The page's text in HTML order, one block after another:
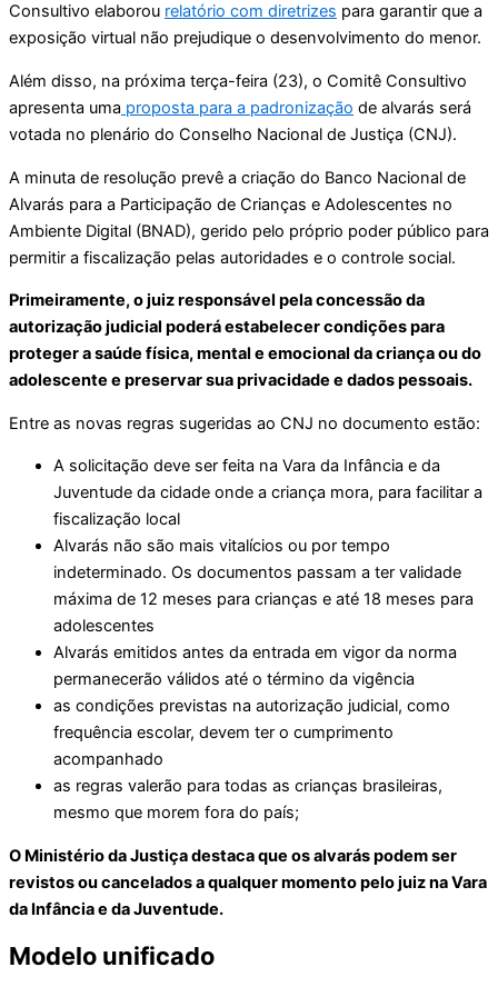
Consultivo elaborou relatório com diretrizes para garantir que a
exposição virtual não prejudique o desenvolvimento do menor.
Além disso, na próxima terça-feira (23), o Comitê Consultivo
apresenta uma proposta para a padronização de alvarás será
votada no plenário do Conselho Nacional de Justiça (CNJ).
A minuta de resolução prevê a criação do Banco Nacional de
Alvarás para a Participação de Crianças e Adolescentes no
Ambiente Digital (BNAD), gerido pelo próprio poder público para
permitir a fiscalização pelas autoridades e o controle social.
Primeiramente, o juiz responsável pela concessão da
autorização judicial poderá estabelecer condições para
proteger a saúde física, mental e emocional da criança ou do
adolescente e preservar sua privacidade e dados pessoais.
Entre as novas regras sugeridas ao CNJ no documento estão:
A solicitação deve ser feita na Vara da Infância e da
Juventude da cidade onde a criança mora, para facilitar a
fiscalização local
Alvarás não são mais vitalícios ou por tempo
indeterminado. Os documentos passam a ter validade
máxima de 12 meses para crianças e até 18 meses para
adolescentes
Alvarás emitidos antes da entrada em vigor da norma
permanecerão válidos até o término da vigência
as condições previstas na autorização judicial, como
frequência escolar, devem ter o cumprimento
acompanhado
as regras valerão para todas as crianças brasileiras,
mesmo que morem fora do país;
O Ministério da Justiça destaca que os alvarás podem ser
revistos ou cancelados a qualquer momento pelo juiz na Vara
da Infância e da Juventude.
Modelo unificado